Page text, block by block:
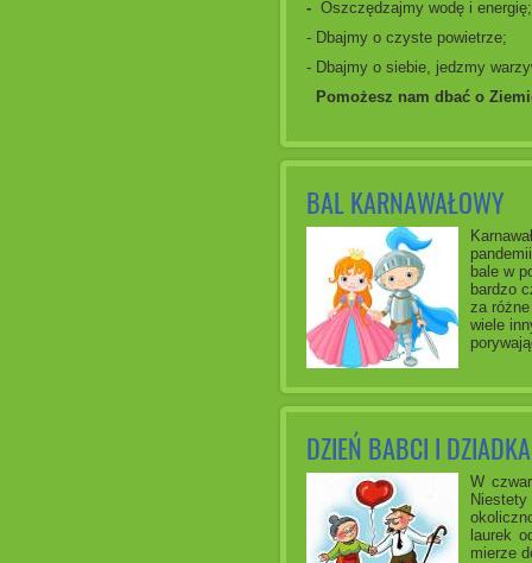
- Oszczędzajmy wodę i energię;
- Dbajmy o czyste powietrze;
- Dbajmy o siebie, jedzmy
Pomożesz nam dbać o
BAL KARNAWAŁOWY
bale w
bardzo
za
wiele
DZIEŃ BABCI I DZIADKA
W
laurek
mierze